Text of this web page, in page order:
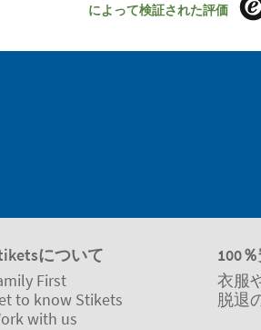
によって検証された評価
について
First
to know Stikets
with us
100
衣服
脱退